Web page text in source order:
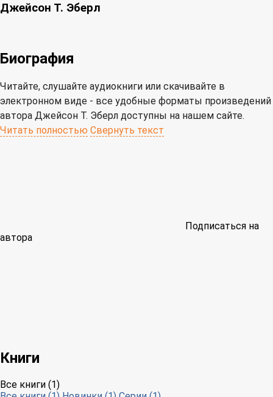
Джейсон Т. Эберл
Биография
Читайте, слушайте аудиокниги или скачивайте в
электронном виде - все удобные форматы произведений
автора Джейсон Т. Эберл доступны на нашем сайте.
Читать полностью Свернуть текст
Подписаться на
автора
Книги
Все книги (1)